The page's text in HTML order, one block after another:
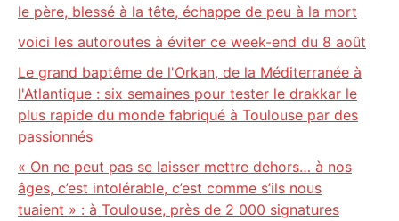
le père, blessé à la tête, échappe de peu à la mort
voici les autoroutes à éviter ce week-end du 8 août
Le grand baptême de l'Orkan, de la Méditerranée à
l'Atlantique : six semaines pour tester le drakkar le
plus rapide du monde fabriqué à Toulouse par des
passionnés
« On ne peut pas se laisser mettre dehors… à nos
âges, c’est intolérable, c’est comme s’ils nous
tuaient » : à Toulouse, près de 2 000 signatures